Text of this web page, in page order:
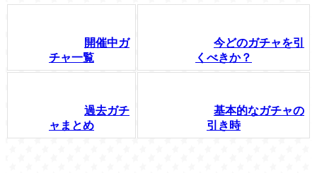
開催中ガ
チャ一覧
今どのガチャを引
くべきか？
過去ガチ
ャまとめ
基本的なガチャの
引き時